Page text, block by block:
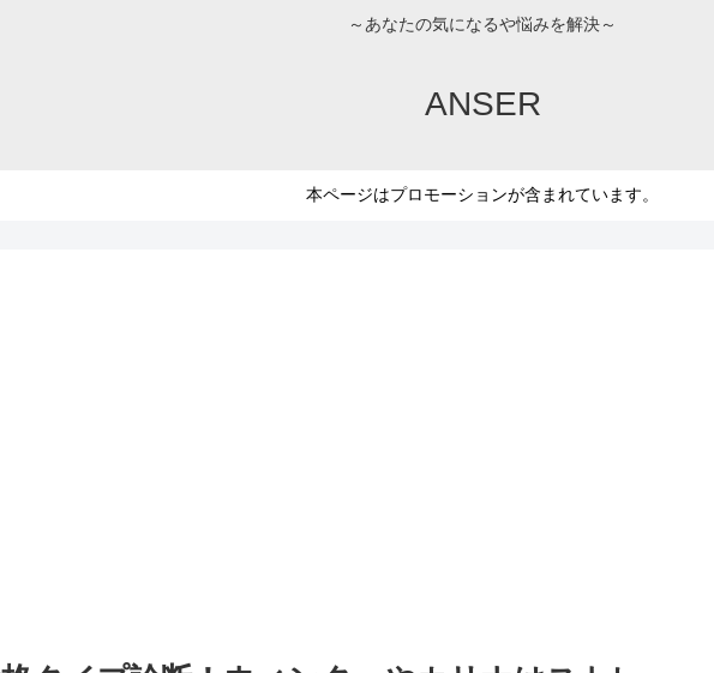
～あなたの気になるや悩みを解決～
ANSER
本ページはプロモーションが含まれています。